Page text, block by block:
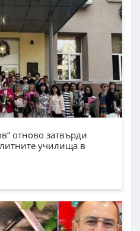
отново затвърди
училища в